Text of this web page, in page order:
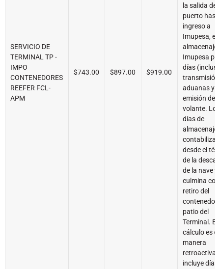
SERVICIO DE
TERMINAL TP -
IMPO
CONTENEDORES
REEFER FCL-
APM
$743.00 $897.00 $919.00
la salida del
puerto
ingreso a
Imupesa, el
almacenaje
Imupesa
días
transmisión
aduanas y
emisión de
volante. Los
días de
almacenaje
contabilizan
desde el
de la
de la nave y
culmina
retiro del
contenedor
patio del
Terminal. El
cálculo es
manera
retroactiva.
incluye días